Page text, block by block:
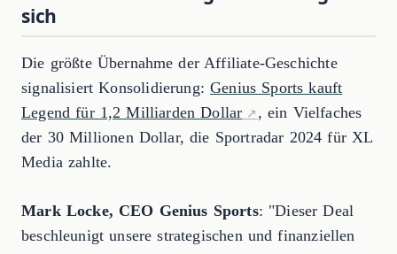
sich
Die größte Übernahme der Affiliate-Geschichte
signalisiert Konsolidierung:Genius Sports kauft
Legend für 1,2 Milliarden Dollar
, ein Vielfaches
der 30 Millionen Dollar, die Sportradar 2024 für XL
Media zahlte.
Mark Locke, CEO Genius Sports: "Dieser Deal
beschleunigt unsere strategischen und finanziellen